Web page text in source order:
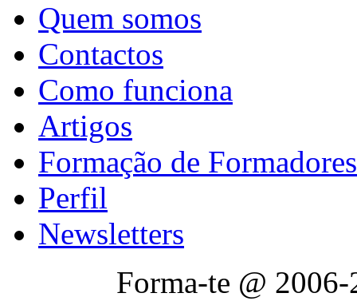
Quem somos
Contactos
Como funciona
Artigos
Formação de Formadores
Perfil
Newsletters
Forma-te @